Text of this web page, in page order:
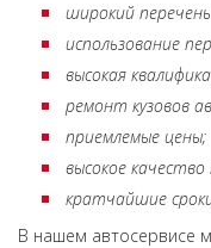
широкий
использование
высокая
ремонт кузовов
приемлемые цены;
высокое качество
кратчайшие
В нашем автосервисе